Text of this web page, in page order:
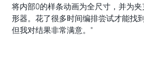
将内部0的样条动画为全尺寸，并为
形器。花了很多时间编排尝试才能找
但我对结果非常满意。"